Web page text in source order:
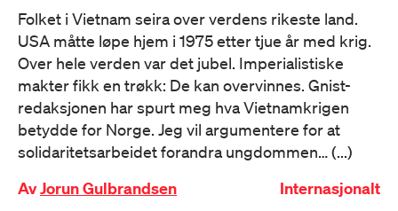
Folket i Vietnam seira over verdens rikeste land.
USA måtte løpe hjem i 1975 etter tjue år med krig.
Over hele verden var det jubel. Imperialistiske
makter fikk en trøkk: De kan overvinnes. Gnist-
redaksjonen har spurt meg hva Vietnamkrigen
betydde for Norge. Jeg vil argumentere for at
solidaritetsarbeidet forandra ungdommen… (...)
AvJorun Gulbrandsen Internasjonalt